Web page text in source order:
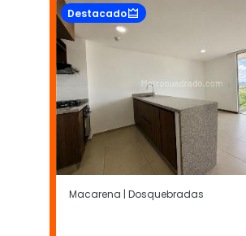
Destacado
Macarena | Dosquebradas